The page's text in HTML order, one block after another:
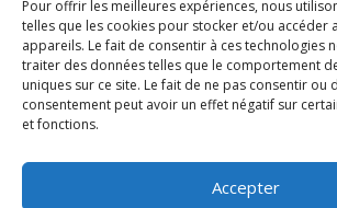
Pour offrir les meilleures expériences, nous
telles que les cookies pour stocker et/ou accéder
appareils. Le fait de consentir à ces technologies
traiter des données telles que le comportement
uniques sur ce site. Le fait de ne pas consentir ou
consentement peut avoir un effet négatif sur
et fonctions.
Accepter